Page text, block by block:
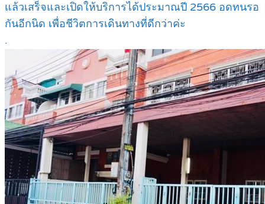
แล้วเสร็จและเปิดให้บริการได้ประมาณปี 2566 อดทนรอ
กันอีกนิด เพื่อชีวิตการเดินทางที่ดีกว่าค่ะ
.